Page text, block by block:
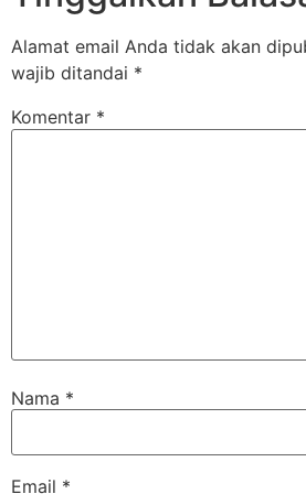
Alamat email Anda tidak akan
wajib ditandai *
Komentar *
Nama *
Email *